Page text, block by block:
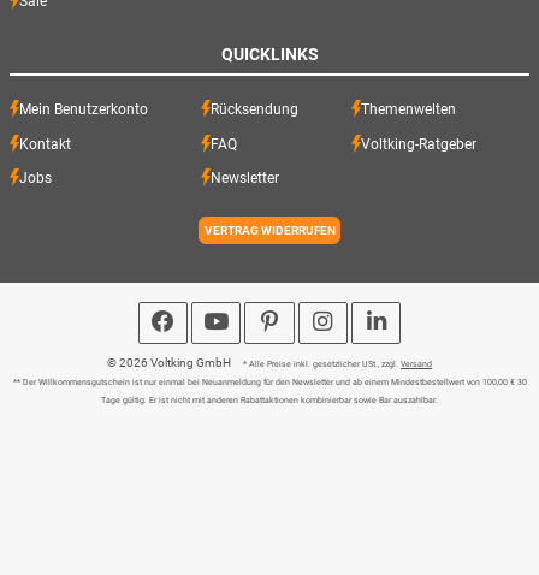
QUICKLINKS
Mein Benutzerkonto Rücksendung Themenwelten
Kontakt FAQ Voltking-Ratgeber
Jobs Newsletter
VERTRAG WIDERRUFEN
© 2026 Voltking GmbH * Alle Preise inkl. gesetzlicher USt., zzgl. Versand
** Der Willkommensgutschein ist nur einmal bei Neuanmeldung für den Newsletter und ab einem Mindestbestellwert von 100,00 € 30
Tage gültig. Er ist nicht mit anderen Rabattaktionen kombinierbar sowie Bar auszahlbar.